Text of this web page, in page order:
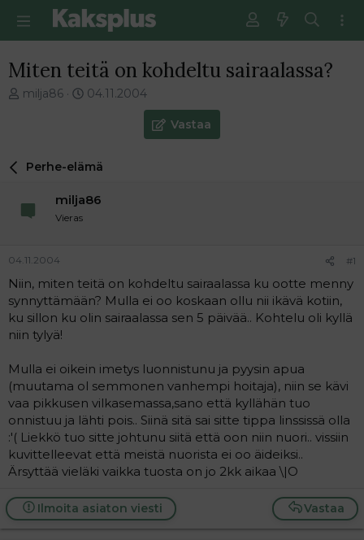
Miten teitä on kohdeltu sairaalassa?
V
e
t
n
a
o
i
t
a
j
a
milja86
E
m
i
i
s
t
04.11.2004
Vastaa
Perhe-elämä
milja86
Vieras
04.11.2004 #1
Niin, miten teitä on kohdeltu sairaalassa ku ootte menny
synnyttämään? Mulla ei oo koskaan ollu nii ikävä kotiin,
ku sillon ku olin sairaalassa sen 5 päivää.. Kohtelu oli kyllä
niin tylyä!
Mulla ei oikein imetys luonnistunu ja pyysin apua
(muutama ol semmonen vanhempi hoitaja), niin se kävi
vaa pikkusen vilkasemassa,sano että kyllähän tuo
onnistuu ja lähti pois.. Siinä sitä sai sitte tippa linssissä olla
:'( Liekkö tuo sitte johtunu siitä että oon niin nuori.. vissiin
kuvittelleevat että meistä nuorista ei oo äideiksi..
Ärsyttää vieläki vaikka tuosta on jo 2kk aikaa \|O
Vastaa
Ilmoita asiaton viesti